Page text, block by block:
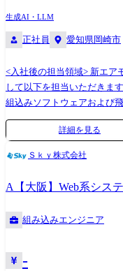
ましたら、新製品に関する
るスキルを身に着けて頂き
定める業務
生成AI・LLM
正社員 愛知県岡崎市
<入社後の担当領域> 新エア
して以下を担当いただきま
組込みソフトウェアおよび
信システム設計 ・安全性・
トの技術リード
詳細を見る
Ｓｋｙ株式会社
A【大阪】Web系シス
組み込みエンジニア
-